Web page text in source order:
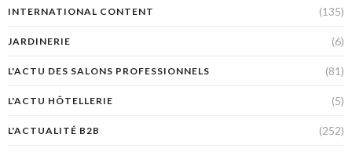
INTERNATIONAL CONTENT (135)
JARDINERIE (6)
L'ACTU DES SALONS PROFESSIONNELS (81)
L'ACTU HÔTELLERIE (5)
L'ACTUALITÉ B2B (252)